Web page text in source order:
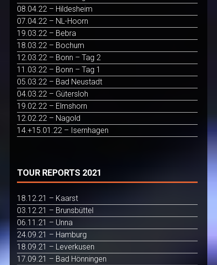
08.04.22 – Hildesheim
07.04.22 – NL-Hoorn
19.03.22 – Bebra
18.03.22 – Bochum
12.03.22 – Bonn – Tag 2
11.03.22 – Bonn – Tag 1
05.03.22 – Bad Neustadt
04.03.22 – Gütersloh
19.02.22 – Elmshorn
12.02.22 – Nagold
14.+15.01.22 – Isernhagen
TOUR REPORTS 2021
18.12.21 – Kaarst
03.12.21 – Brunsbüttel
06.11.21 – Unna
24.09.21 – Hamburg
18.09.21 – Leverkusen
17.09.21 – Bad Hönningen